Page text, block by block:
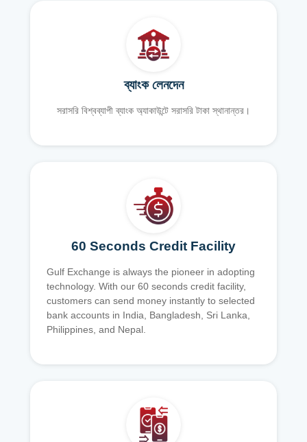
ব্যাংক লেনদেন
সরাসরি বিশ্বব্যাপী ব্যাংক অ্যাকাউন্টে সরাসরি টাকা স্থানান্তর।
60 Seconds Credit Facility
Gulf Exchange is always the pioneer in adopting
technology. With our 60 seconds credit facility,
customers can send money instantly to selected
bank accounts in India, Bangladesh, Sri Lanka,
Philippines, and Nepal.